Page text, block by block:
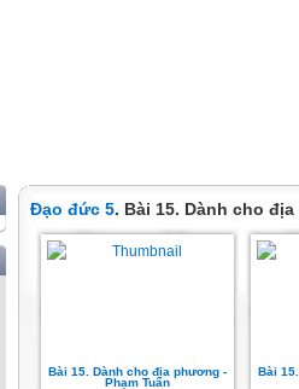
Đạo đức 5. Bài 15. Dành cho
Bài 15. Dành cho địa phương -
Phạm Tuân
Bài